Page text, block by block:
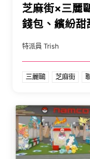
芝麻街×三麗
錢包、繽紛甜
特派員 Trish
三麗鷗 芝麻街